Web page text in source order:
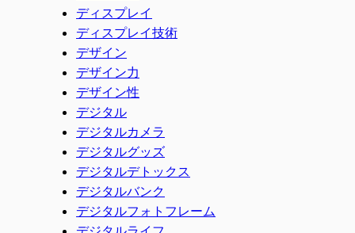
ディスプレイ
ディスプレイ技術
デザイン
デザイン力
デザイン性
デジタル
デジタルカメラ
デジタルグッズ
デジタルデトックス
デジタルバンク
デジタルフォトフレーム